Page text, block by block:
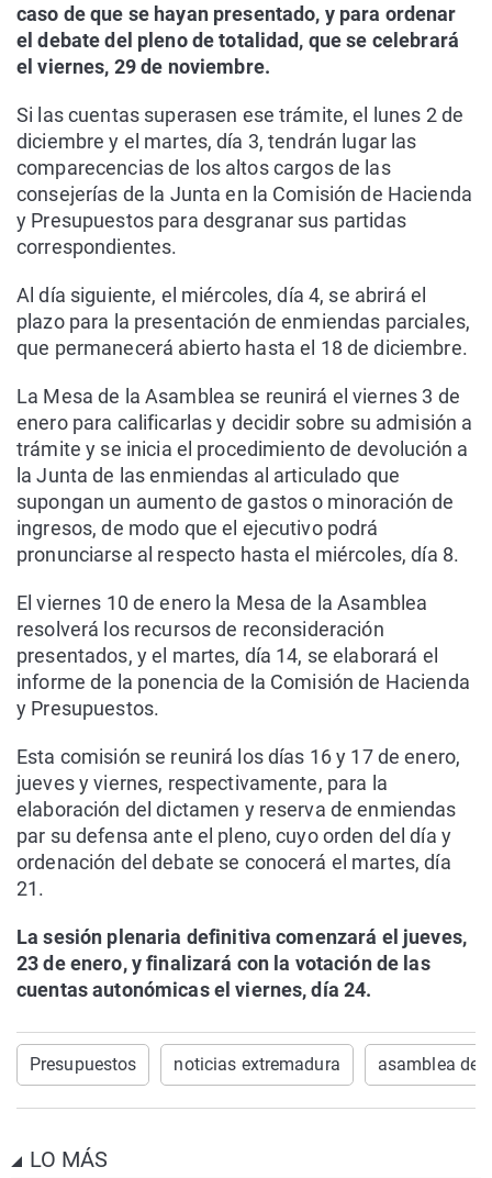
caso de que se hayan presentado, y para ordenar
el debate del pleno de totalidad, que se celebrará
el viernes, 29 de noviembre.
Si las cuentas superasen ese trámite, el lunes 2 de
diciembre y el martes, día 3, tendrán lugar las
comparecencias de los altos cargos de las
consejerías de la Junta en la Comisión de Hacienda
y Presupuestos para desgranar sus partidas
correspondientes.
Al día siguiente, el miércoles, día 4, se abrirá el
plazo para la presentación de enmiendas parciales,
que permanecerá abierto hasta el 18 de diciembre.
La Mesa de la Asamblea se reunirá el viernes 3 de
enero para calificarlas y decidir sobre su admisión a
trámite y se inicia el procedimiento de devolución a
la Junta de las enmiendas al articulado que
supongan un aumento de gastos o minoración de
ingresos, de modo que el ejecutivo podrá
pronunciarse al respecto hasta el miércoles, día 8.
El viernes 10 de enero la Mesa de la Asamblea
resolverá los recursos de reconsideración
presentados, y el martes, día 14, se elaborará el
informe de la ponencia de la Comisión de Hacienda
y Presupuestos.
Esta comisión se reunirá los días 16 y 17 de enero,
jueves y viernes, respectivamente, para la
elaboración del dictamen y reserva de enmiendas
par su defensa ante el pleno, cuyo orden del día y
ordenación del debate se conocerá el martes, día
21.
La sesión plenaria definitiva comenzará el jueves,
23 de enero, y finalizará con la votación de las
cuentas autonómicas el viernes, día 24.
Presupuestos noticias extremadura asamblea de
LO MÁS